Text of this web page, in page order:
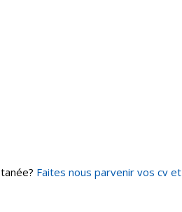
Faites nous parvenir vos cv et